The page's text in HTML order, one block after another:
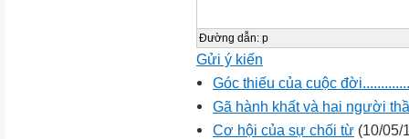
Đường dẫn: p
Gửi ý kiến
Góc thiếu của cuộc
Gã hành khất và hai người
Cơ hội của sự chối từ (10/05/